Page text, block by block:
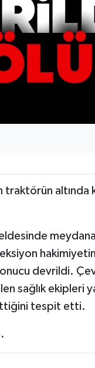
traktörün altında
devrildi.
sağlık ekipleri
tespit etti.